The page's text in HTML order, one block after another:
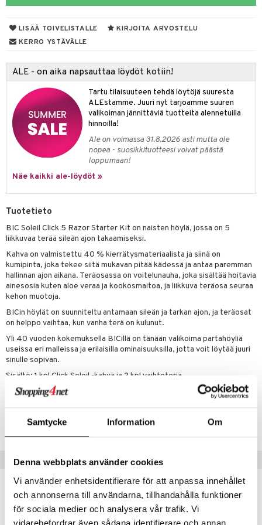
Samtycke Information Om
Denna webbplats använder cookies
Vi använder enhetsidentifierare för att anpassa innehållet
och annonserna till användarna, tillhandahålla funktioner
för sociala medier och analysera vår trafik. Vi
vidarebefordrar även sådana identifierare och annan
LISÄÄ TOIVELISTALLE
KIRJOITA ARVOSTELU
KERRO YSTÄVÄLLE
ALE - on aika napsauttaa löydöt kotiin!
Tartu tilaisuuteen tehdä löytöjä suuresta
ALEstamme. Juuri nyt tarjoamme suuren
valikoiman jännittäviä tuotteita alennetuilla
hinnoilla!
Ale on voimassa 31.8.2026 asti mutta ole
nopea - suosikkituotteesi voivat päästä
loppumaan!
Näe kaikki ale-löydöt »
Tuotetieto
BIC Soleil Click 5 Razor Starter Kit on naisten höylä, jossa on 5
liikkuvaa terää sileän ajon takaamiseksi.
Kahva on valmistettu 40 % kierrätysmateriaalista ja siinä on
kumipinta, joka tekee siitä mukavan pitää kädessä ja antaa paremman
hallinnan ajon aikana. Teräosassa on voitelunauha, joka sisältää hoitavia
ainesosia kuten aloe veraa ja kookosmaitoa, ja liikkuva teräosa seuraa
kehon muotoja.
BICin höylät on suunniteltu antamaan sileän ja tarkan ajon, ja teräosat
on helppo vaihtaa, kun vanha terä on kulunut.
Yli 40 vuoden kokemuksella BICillä on tänään valikoima partahöyliä
useissa eri malleissa ja erilaisilla ominaisuuksilla, jotta voit löytää juuri
sinulle sopivan.
Sisältö: 1 kpl Click Soleil -kahva ja 2 kpl vaihtoteriä.
CBIC9-15-1-XX-XX
Vinkkejä sinulle
tuotteet
& Viikset
shave balm
shave lotion
de cologne
poisto
hoito
& saippuat
10
1: Puhdistus
2: Kirkastus
3: Kosteutus
ja Vartalonhoito
ja naamiot
Huulten Hoito
Elixir
Happy
Happy For Men
Miehille
& Soujaus
& vastauksia